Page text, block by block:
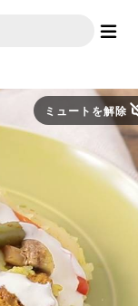
ミュートを解除